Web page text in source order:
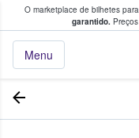
O marketplace de bilhetes
garantido.Preços
Menu
fãs